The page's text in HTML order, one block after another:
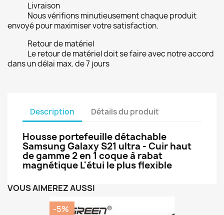
Livraison
Nous vérifions minutieusement chaque produit
envoyé pour maximiser votre satisfaction.
Retour de matériel
Le retour de matériel doit se faire avec notre accord
dans un délai max. de 7 jours
Description Détails du produit
Housse portefeuille détachable
Samsung Galaxy S21 ultra - Cuir haut
de gamme 2 en 1 coque à rabat
magnétique L'étui le plus flexible
VOUS AIMEREZ AUSSI
-5%